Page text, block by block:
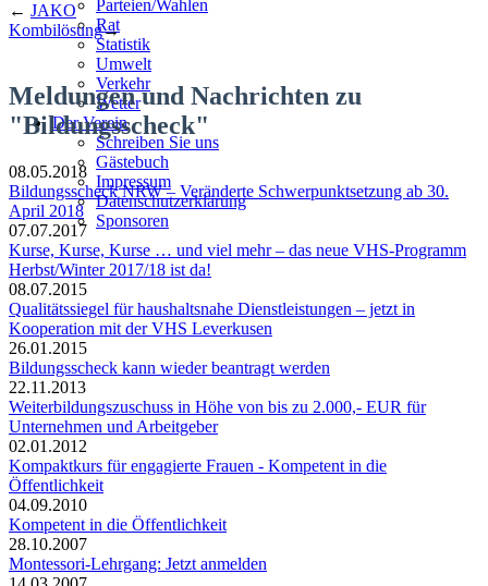
Parteien/Wahlen
Rat
Statistik
Umwelt
Verkehr
Wetter
Der Verein
Schreiben Sie uns
Gästebuch
Impressum
Datenschutzerklärung
Sponsoren
← JAKO
Kombilösung→
Meldungen und Nachrichten zu
"Bildungsscheck"
08.05.2018
Bildungsscheck NRW – Veränderte Schwerpunktsetzung ab 30.
April 2018
07.07.2017
Kurse, Kurse, Kurse … und viel mehr – das neue VHS-Programm
Herbst/Winter 2017/18 ist da!
08.07.2015
Qualitätssiegel für haushaltsnahe Dienstleistungen – jetzt in
Kooperation mit der VHS Leverkusen
26.01.2015
Bildungsscheck kann wieder beantragt werden
22.11.2013
Weiterbildungszuschuss in Höhe von bis zu 2.000,- EUR für
Unternehmen und Arbeitgeber
02.01.2012
Kompaktkurs für engagierte Frauen - Kompetent in die
Öffentlichkeit
04.09.2010
Kompetent in die Öffentlichkeit
28.10.2007
Montessori-Lehrgang: Jetzt anmelden